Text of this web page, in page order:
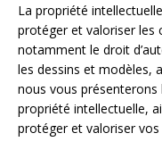
La propriété
protéger et valoriser les
notamment le droit
les dessins et modèles,
nous vous présenterons
propriété intellectuelle,
protéger et valoriser vos